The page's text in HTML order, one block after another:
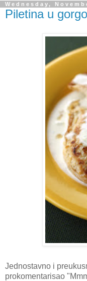
Wednesday,
Piletina u
Jednostavno i
prokomentarisao